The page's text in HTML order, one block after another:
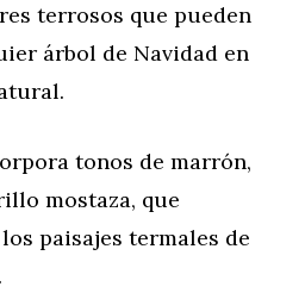
terrosos que pueden
árbol de Navidad en
tonos de marrón,
mostaza, que
paisajes termales de